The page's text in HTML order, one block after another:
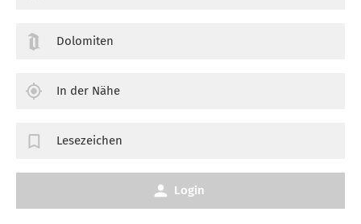
Dolomiten
In der Nähe
Lesezeichen
Login